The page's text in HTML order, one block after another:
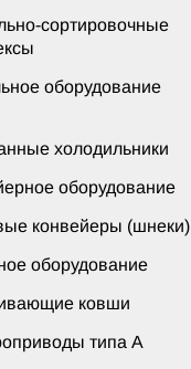
сортировочные
оборудование
холодильники
оборудование
конвейеры (шнеки)
оборудование
ковши
типа А